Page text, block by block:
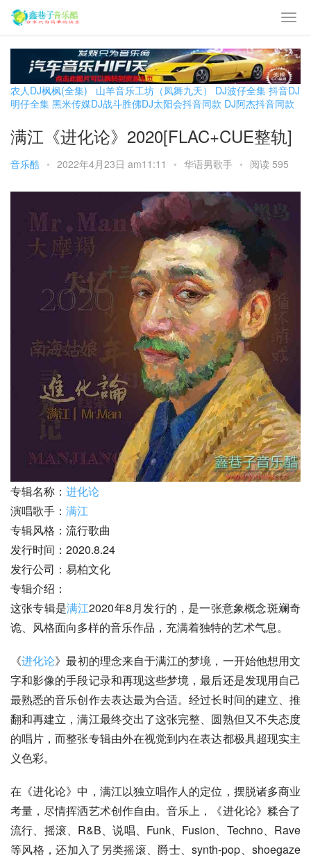
农人DJ枫枫(全集) 山羊音乐工坊（凤舞九天） DJ波仔全集 抖音DJ
明仔全集 黑米传媒DJ战斗胜佛DJ太阳会抖音同款 DJ阿杰抖音同款
满江《进化论》2020[FLAC+CUE整轨]
音乐酷 • 2022年4月23日 am11:11 • 华语男歌手 • 阅读 595
专辑名称： 进化论
演唱歌手： 满江
专辑风格：流行歌曲
发行时间：2020.8.24
发行公司：易柏文化
专辑介绍：
这张专辑是满江2020年8月发行的，是一张意象概念斑斓奇
诡、风格面向多样的音乐作品，充满着独特的艺术气息。
《进化论》最初的理念来自于满江的梦境，一开始他想用文
字和影像的手段记录和再现这些梦境，最后还是发现用自己
最熟悉的音乐创作去表达最为合适。经过长时间的建立、推
翻和再建立，满江最终交出了这张完整、圆熟但又不失态度
的唱片，而整张专辑由外在视觉到内在表达都极具超现实主
义色彩。
在《进化论》中，满江以独立唱作人的定位，摆脱诸多商业
考量，尽情挥洒艺术创作自由。音乐上，《进化论》糅合了
流行、摇滚、R&B、说唱、Funk、Fusion、Techno、Rave
等风格，还加入了另类摇滚、爵士、synth-pop、shoegaze